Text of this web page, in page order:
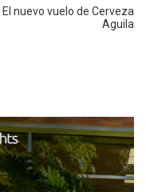
El nuevo vuelo de Cerveza
Aguila